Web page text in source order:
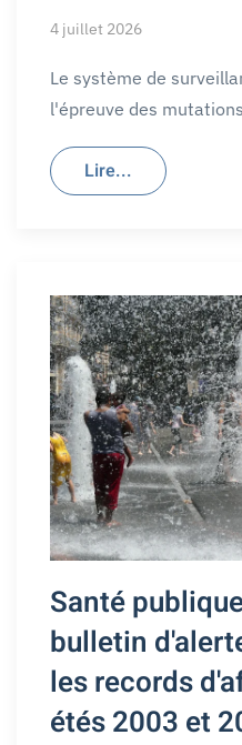
4 juillet 2026
Le système de
l'épreuve des
Lire...
Santé
bulletin
les records
étés 2003 et